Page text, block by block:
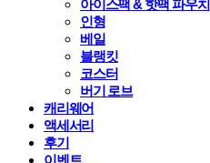
아이스팩 & 핫팩 파우치
인형
베일
블랭킷
코스터
버기 로브
캐리웨어
액세서리
후기
이벤트